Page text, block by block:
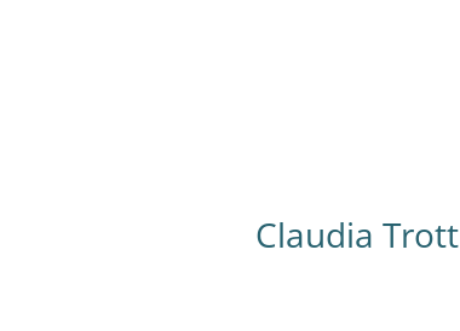
Claudia Trott